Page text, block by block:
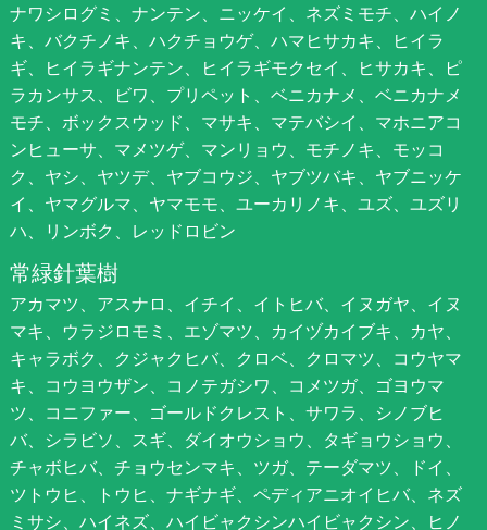
ナワシログミ、ナンテン、ニッケイ、ネズミモチ、ハイノ
キ、バクチノキ、ハクチョウゲ、ハマヒサカキ、ヒイラ
ギ、ヒイラギナンテン、ヒイラギモクセイ、ヒサカキ、ピ
ラカンサス、ビワ、プリペット、ベニカナメ、ベニカナメ
モチ、ボックスウッド、マサキ、マテバシイ、マホニアコ
ンヒューサ、マメツゲ、マンリョウ、モチノキ、モッコ
ク、ヤシ、ヤツデ、ヤブコウジ、ヤブツバキ、ヤブニッケ
イ、ヤマグルマ、ヤマモモ、ユーカリノキ、ユズ、ユズリ
ハ、リンボク、レッドロビン
常緑針葉樹
アカマツ、アスナロ、イチイ、イトヒバ、イヌガヤ、イヌ
マキ、ウラジロモミ、エゾマツ、カイヅカイブキ、カヤ、
キャラボク、クジャクヒバ、クロベ、クロマツ、コウヤマ
キ、コウヨウザン、コノテガシワ、コメツガ、ゴヨウマ
ツ、コニファー、ゴールドクレスト、サワラ、シノブヒ
バ、シラビソ、スギ、ダイオウショウ、タギョウショウ、
チャボヒバ、チョウセンマキ、ツガ、テーダマツ、ドイ、
ツトウヒ、トウヒ、ナギナギ、ペディアニオイヒバ、ネズ
ミサシ、ハイネズ、ハイビャクシンハイビャクシン、ヒノ